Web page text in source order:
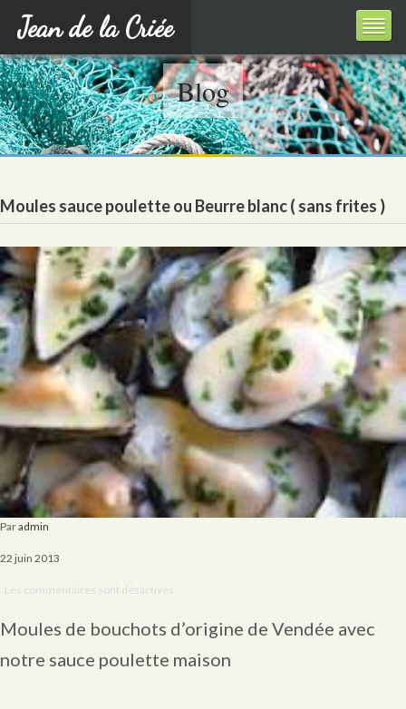
Jean de la Criée
Blog
Moules sauce poulette ou Beurre blanc ( sans frites )
Paradmin
22 juin 2013
Les commentaires sont désactivés
Moules de bouchots d’origine de Vendée avec
notre sauce poulette maison